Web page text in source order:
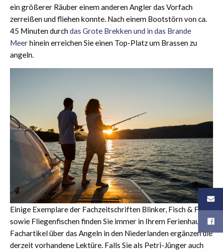
ein größerer Räuber einem anderen Angler das Vorfach
zerreißen und fliehen konnte. Nach einem Bootstörn von ca.
45 Minuten durchdas Grote Brekken und in das Brande
Meerhinein erreichen Sie einen Top-Platz um Brassen zu
angeln.
Einige Exemplare der Fachzeitschriften Blinker, Fisch & Fang,
sowie Fliegenfischen finden Sie immer in Ihrem Ferienhaus.
Fachartikel über das Angeln in den Niederlanden ergänzen die
derzeit vorhandene Lektüre. Falls Sie als Petri-Jünger auch